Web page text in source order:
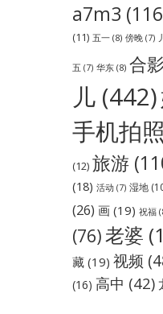
a7m3
(11) 五一(8) 傍晚(7)
五 (7) 华东(8) 合影
儿(442)
手机拍照
(12) 旅游
(18) 活动 (7) 湿地
(26) 画(19) 祝福
(76)老婆
藏(19) 视频
(16) 高中 (42)